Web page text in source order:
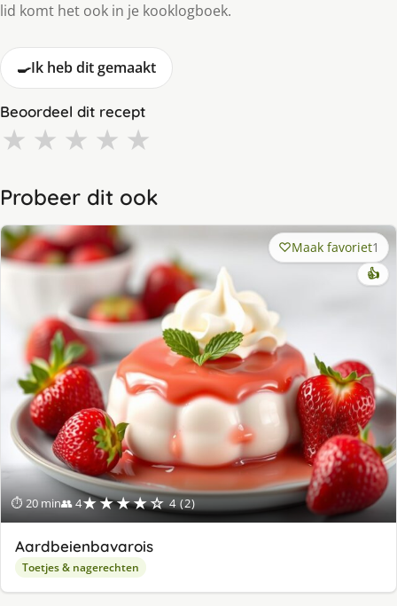
lid komt het ook in je kooklogboek.
🍳Ik heb dit gemaakt
Beoordeel dit recept
★ ★ ★ ★ ★
Probeer dit ook
⏱ 20 min👥 4★★★★☆ 4 (2)
Maak favoriet1
👍
Aardbeienbavarois
Toetjes & nagerechten